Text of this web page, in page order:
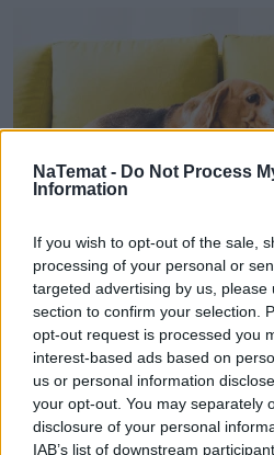
NaTemat - Do Not Process
Information
If you wish to opt-out of the sale,
processing of your personal or
targeted advertising by us, please
section to confirm your selection.
opt-out request is processed you
interest-based ads based on
us or personal information
your opt-out. You may separately
disclosure of your personal
IAB’s list of downstream
Zwierzęta
06 maja 2025, 15:38
Pies goni kota? Tego
radzi behawiorysta